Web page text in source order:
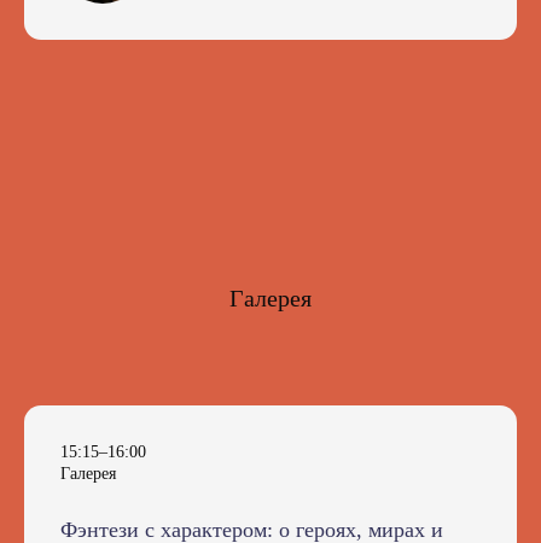
Галерея
15:15–16:00
Галерея
Фэнтези с характером: о героях, мирах и